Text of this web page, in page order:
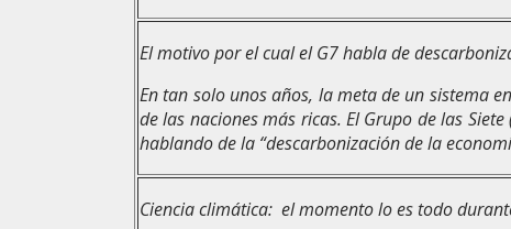
El motivo por el cual el G7 habla de
En tan solo unos años, la meta de un sistema
de las naciones más ricas. El Grupo de las
hablando de la “descarbonización de la
Ciencia climática: el momento lo es todo